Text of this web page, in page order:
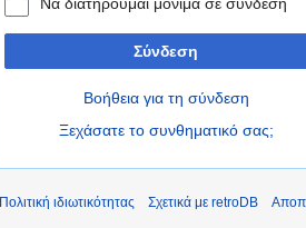
Να διατηρούμαι μόνιμα σε σύνδεση
Σύνδεση
Βοήθεια για τη σύνδεση
Ξεχάσατε το συνθηματικό σας;
Πολιτική ιδιωτικότητας Σχετικά με retroDB